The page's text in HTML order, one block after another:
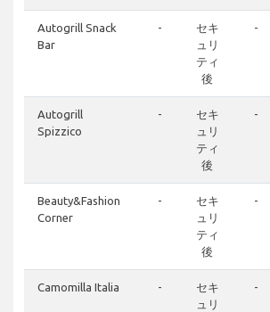
Autogrill Snack
Bar
-
セキ
ュリ
ティ
後
-
Autogrill
Spizzico
-
セキ
ュリ
ティ
後
-
Beauty&Fashion
Corner
-
セキ
ュリ
ティ
後
-
Camomilla Italia -
セキ
ュリ
-